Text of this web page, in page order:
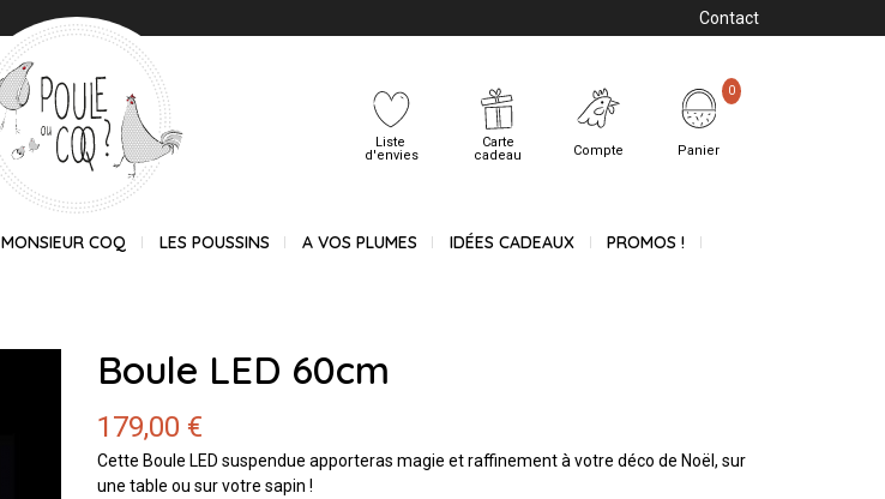
Contact
Liste
d'envies
Carte
cadeau
Compte Panier
0
MONSIEUR COQ LES POUSSINS A VOS PLUMES IDÉES CADEAUX PROMOS !
Boule LED 60cm
179,00 €
Cette Boule LED suspendue apporteras magie et raffinement à votre déco de Noël, sur
une table ou sur votre sapin !